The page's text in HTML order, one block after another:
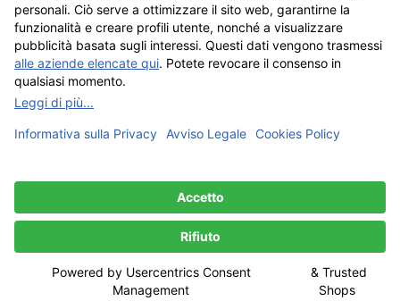
Tutela dei dati
Condizioni Generali
Editoriale
I nostri metodi di pagamento: